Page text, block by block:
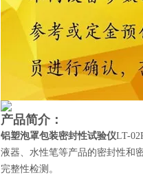
产品简介：
铝塑泡罩包装密封性试验仪LT-
液器、水性笔等产品的密封性和
完整性检测。